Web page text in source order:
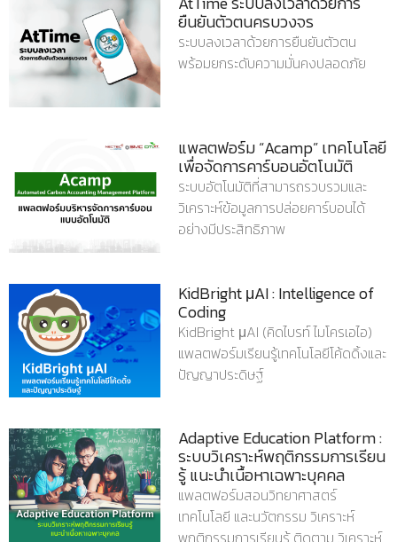
ยืนยันตัวตนครบวงจร
ระบบลงเวลาด้วยการยืนยันตัวตน
พร้อมยกระดับความมั่นคงปลอดภัย
แพลตฟอร์ม “Acamp” เทคโนโลยี
เพื่อจัดการคาร์บอนอัตโนมัติ
ระบบอัตโนมัติที่สามารถรวบรวมและ
วิเคราะห์ข้อมูลการปล่อยคาร์บอนได้
อย่างมีประสิทธิภาพ
KidBright μAI : Intelligence of
Coding
KidBright μAI (คิดไบรท์ ไมโครเอไอ)
แพลตฟอร์มเรียนรู้เทคโนโลยีโค้ดดิ้งและ
ปัญญาประดิษฐ์
Adaptive Education Platform :
ระบบวิเคราะห์พฤติกรรมการเรียน
รู้ แนะนำเนื้อหาเฉพาะบุคคล
แพลตฟอร์มสอนวิทยาศาสตร์
เทคโนโลยี และนวัตกรรม วิเคราะห์
พฤติกรรมการเรียนรู้ ติดตาม วิเคราะห์